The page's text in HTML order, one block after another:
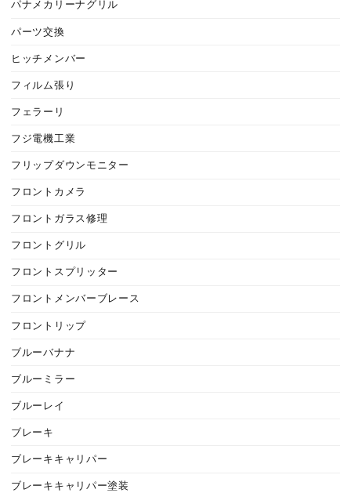
パナメカリーナグリル
パーツ交換
ヒッチメンバー
フィルム張り
フェラーリ
フジ電機工業
フリップダウンモニター
フロントカメラ
フロントガラス修理
フロントグリル
フロントスプリッター
フロントメンバーブレース
フロントリップ
ブルーバナナ
ブルーミラー
ブルーレイ
ブレーキ
ブレーキキャリパー
ブレーキキャリパー塗装